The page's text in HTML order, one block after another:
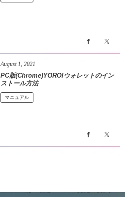
August 1,2021
PC版(Chrome)YOROIウォレットのイン
ストール方法
マニュアル